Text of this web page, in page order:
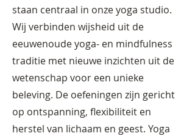
staan centraal in onze yoga studio.
Wij verbinden wijsheid uit de
eeuwenoude yoga- en mindfulness
traditie met nieuwe inzichten uit de
wetenschap voor een unieke
beleving. De oefeningen zijn gericht
op ontspanning, flexibiliteit en
herstel van lichaam en geest. Yoga